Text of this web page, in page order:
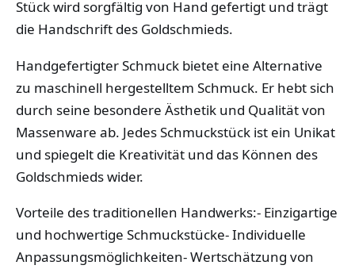
Stück wird sorgfältig von Hand gefertigt und trägt
die Handschrift des Goldschmieds.
Handgefertigter Schmuck bietet eine Alternative
zu maschinell hergestelltem Schmuck. Er hebt sich
durch seine besondere Ästhetik und Qualität von
Massenware ab. Jedes Schmuckstück ist ein Unikat
und spiegelt die Kreativität und das Können des
Goldschmieds wider.
Vorteile des traditionellen Handwerks:- Einzigartige
und hochwertige Schmuckstücke- Individuelle
Anpassungsmöglichkeiten- Wertschätzung von